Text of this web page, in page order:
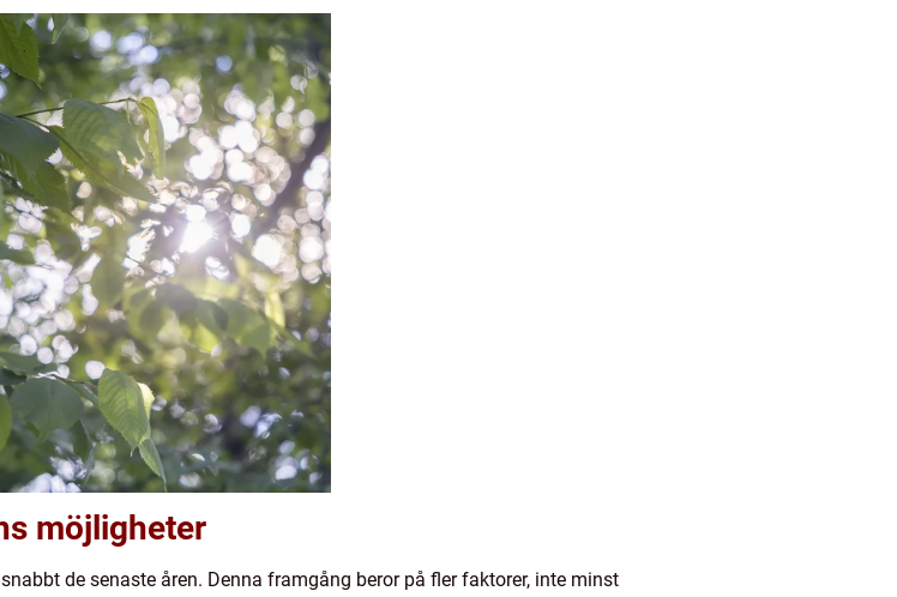
möjligheter
de senaste åren. Denna framgång beror på fler faktorer, inte minst